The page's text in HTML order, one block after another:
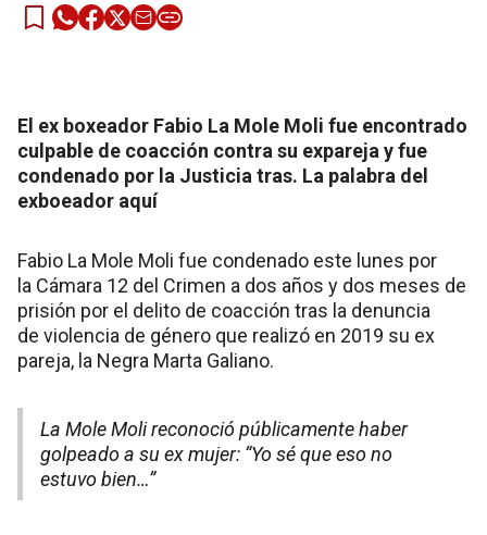
El ex boxeador Fabio La Mole Moli fue encontrado
culpable de coacción contra su expareja y fue
condenado por la Justicia tras. La palabra del
exboeador aquí
Fabio La Mole Moli fue condenado este lunes por
la Cámara 12 del Crimen a dos años y dos meses de
prisión por el delito de coacción tras la denuncia
de violencia de género que realizó en 2019 su ex
pareja, la Negra Marta Galiano.
La Mole Moli reconoció públicamente haber
golpeado a su ex mujer: “Yo sé que eso no
estuvo bien…”